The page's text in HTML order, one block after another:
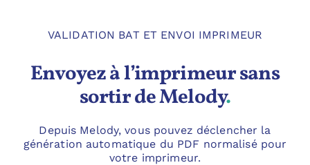
VALIDATION BAT ET ENVOI IMPRIMEUR
Envoyez à l’imprimeur sans
sortir de Melody.
Depuis Melody, vous pouvez déclencher la
génération automatique du PDF normalisé pour
votre imprimeur.